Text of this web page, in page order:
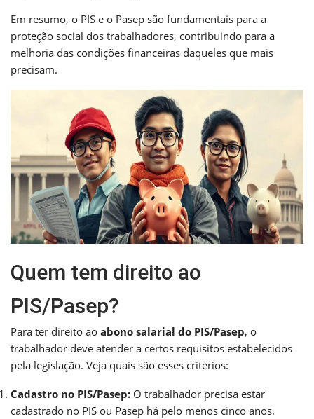
Em resumo, o PIS e o Pasep são fundamentais para a
proteção social dos trabalhadores, contribuindo para a
melhoria das condições financeiras daqueles que mais
precisam.
Quem tem direito ao
PIS/Pasep?
Para ter direito ao abono salarial do PIS/Pasep, o
trabalhador deve atender a certos requisitos estabelecidos
pela legislação. Veja quais são esses critérios:
Cadastro no PIS/Pasep: O trabalhador precisa estar
cadastrado no PIS ou Pasep há pelo menos cinco anos.